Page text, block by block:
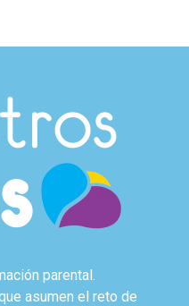
parental.
asumen el reto de